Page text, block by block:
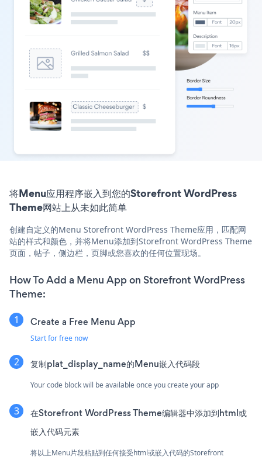
将Menu应用程序嵌入到您的Storefront WordPress
Theme网站上从未如此简单
创建自定义的Menu Storefront WordPress Theme应用，匹配网
站的样式和颜色，并将Menu添加到Storefront WordPress Theme
页面，帖子，侧边栏，页脚或您喜欢的任何位置现场。
How To Add a Menu App on Storefront WordPress
Theme:
Create a Free Menu App
Start for free now
复制plat_display_name的Menu嵌入代码段
Your code block will be available once you create your app
在Storefront WordPress Theme编辑器中添加到html或
嵌入代码元素
将以上Menu片段粘贴到任何接受html或嵌入代码的Storefront